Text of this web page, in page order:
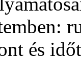
és